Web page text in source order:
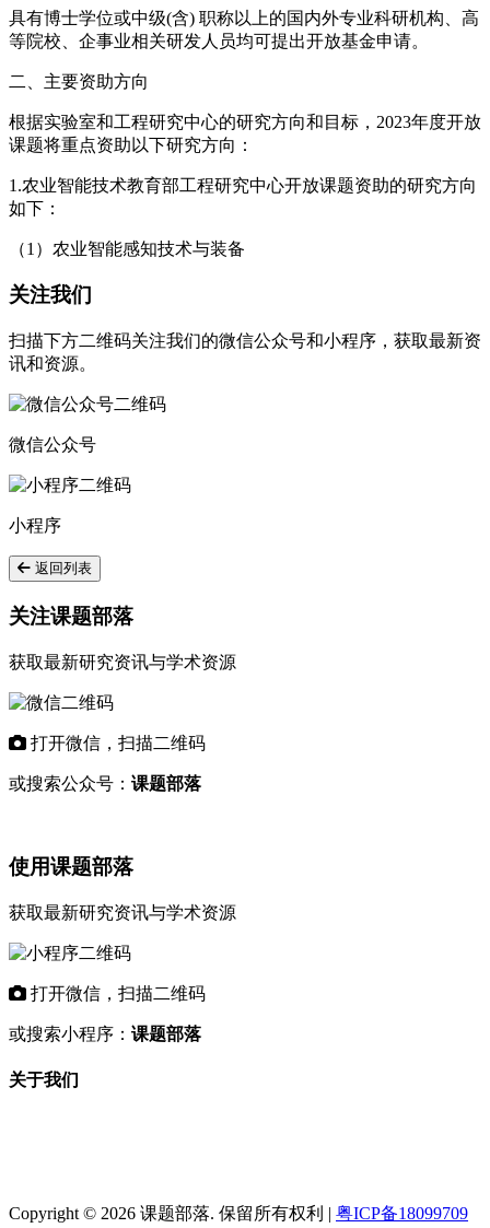
具有博士学位或中级(含) 职称以上的国内外专业科研机构、高
等院校、企事业相关研发人员均可提出开放基金申请。
二、主要资助方向
根据实验室和工程研究中心的研究方向和目标，2023年度开放
课题将重点资助以下研究方向：
1.农业智能技术教育部工程研究中心开放课题资助的研究方向
如下：
（1）农业智能感知技术与装备
关注我们
扫描下方二维码关注我们的微信公众号和小程序，获取最新资
讯和资源。
微信公众号
小程序
返回列表
关注课题部落
获取最新研究资讯与学术资源
打开微信，扫描二维码
或搜索公众号： 课题部落
使用课题部落
获取最新研究资讯与学术资源
打开微信，扫描二维码
或搜索小程序： 课题部落
关于我们
Copyright © 2026 课题部落. 保留所有权利 | 粤ICP备18099709